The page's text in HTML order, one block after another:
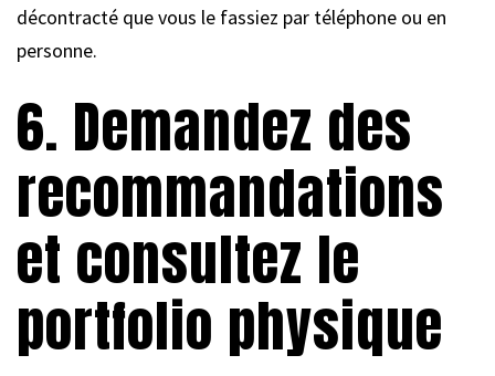
décontracté que vous le fassiez par téléphone ou en
personne.
6. Demandez des
recommandations
et consultez le
portfolio physique